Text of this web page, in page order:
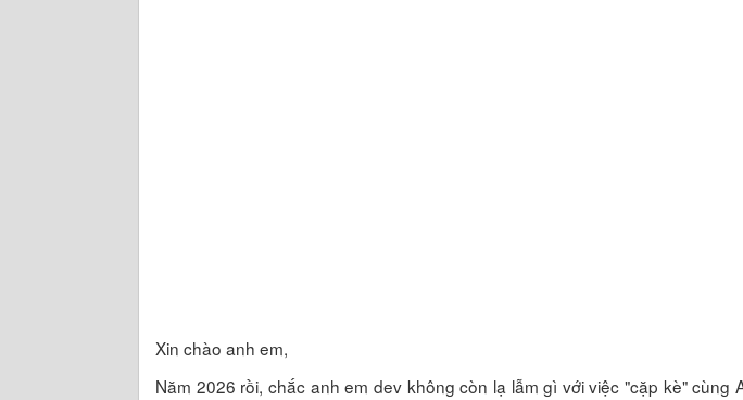
Xin chào anh em,
Năm 2026 rồi, chắc anh em dev không còn lạ lẫm gì với việc "cặp kè" cùng